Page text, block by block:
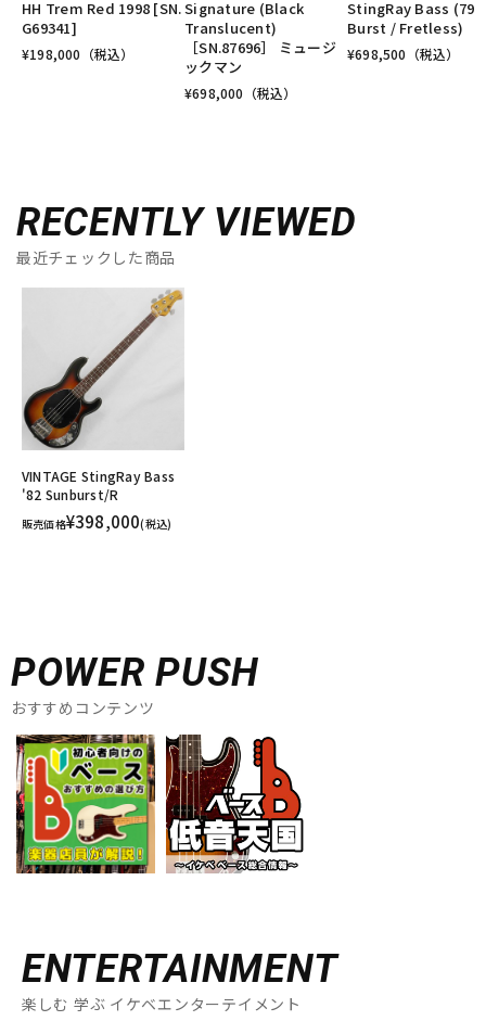
HH Trem Red 1998 [SN.
G69341]
¥198,000 （税込）
Signature (Black
Translucent)
［SN.87696］ ミュージ
ックマン
¥698,000 （税込）
StingRay Bass (79
Burst / Fretless)
¥698,500 （税込）
RECENTLY VIEWED
最近チェックした商品
VINTAGE StingRay Bass
'82 Sunburst/R
販売価格¥398,000(税込)
POWER PUSH
おすすめコンテンツ
ENTERTAINMENT
楽しむ 学ぶ イケベエンターテイメント